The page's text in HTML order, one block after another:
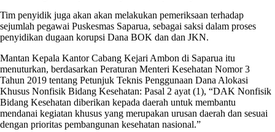
Tim penyidik juga akan akan melakukan pemeriksaan terhadap
sejumlah pegawai Puskesmas Saparua, sebagai saksi dalam proses
penyidikan dugaan korupsi Dana BOK dan dan JKN.
Mantan Kepala Kantor Cabang Kejari Ambon di Saparua itu
menuturkan, berdasarkan Peraturan Menteri Kesehatan Nomor 3
Tahun 2019 tentang Petunjuk Teknis Penggunaan Dana Alokasi
Khusus Nonfisik Bidang Kesehatan: Pasal 2 ayat (1), “DAK Nonfisik
Bidang Kesehatan diberikan kepada daerah untuk membantu
mendanai kegiatan khusus yang merupakan urusan daerah dan sesuai
dengan prioritas pembangunan kesehatan nasional.”